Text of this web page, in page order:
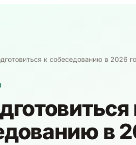
к собеседованию в 2026
в